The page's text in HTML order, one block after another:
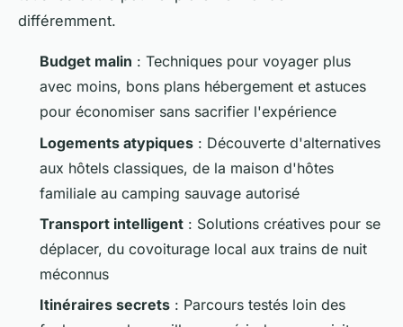
différemment.
Budget malin : Techniques pour voyager plus
avec moins, bons plans hébergement et astuces
pour économiser sans sacrifier l'expérience
Logements atypiques : Découverte d'alternatives
aux hôtels classiques, de la maison d'hôtes
familiale au camping sauvage autorisé
Transport intelligent : Solutions créatives pour se
déplacer, du covoiturage local aux trains de nuit
méconnus
Itinéraires secrets : Parcours testés loin des